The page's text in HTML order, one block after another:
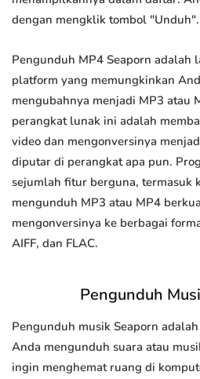
dengan mengklik tombol "Unduh".
Pengunduh MP4 Seaporn adalah
platform yang memungkinkan
mengubahnya menjadi MP3 atau
perangkat lunak ini adalah
video dan mengonversinya
diputar di perangkat apa pun.
sejumlah fitur berguna, termasuk
mengunduh MP3 atau MP4
mengonversinya ke berbagai
AIFF, dan FLAC.
Pengunduh
Pengunduh musik Seaporn
Anda mengunduh suara atau
ingin menghemat ruang di